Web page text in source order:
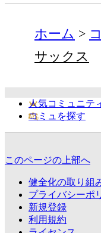
ホーム
サックス
人気コミュニテ
コミュを探す
このページの上部へ
健全化の取り組
プライバシーポ
新規登録
利用規約